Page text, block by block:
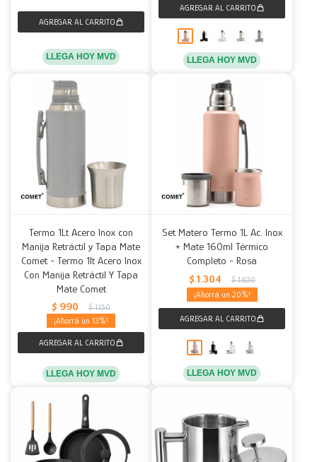
LLEGA HOY MVD LLEGA HOY MVD
Termo 1Lt Acero Inox con
Manija Retráctil y Tapa Mate
Comet - Termo 1lt Acero Inox
Con Manija Retráctil Y Tapa
Mate Comet
$ 990 $ 1.150
13
LLEGA HOY MVD
Set Matero Termo 1L Ac. Inox
+ Mate 160ml Térmico
Completo - Rosa
$ 1.304 $ 1.630
20
LLEGA HOY MVD